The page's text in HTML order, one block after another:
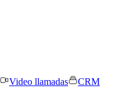
Video llamadas
CRM